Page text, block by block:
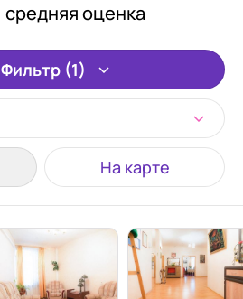
средняя оценка
Фильтр (1)
На карте